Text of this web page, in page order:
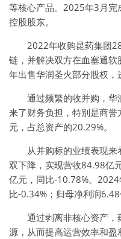
等核心产品。2025年3月完
控股股东。
2022年收购昆药集团
链，并解决双方在血塞通
年出售华润圣火部分股权，
通过频繁的收并购，
来了财务负担，特别是商
元‌，占总资产的20.29%‌。
从并购标的业绩表现
双下降，实现营收84.98亿
亿元，同比-10.78%。
比-0.34%；归母净利润6.48
通过剥离非核心资产
源，从而提高运营效率和